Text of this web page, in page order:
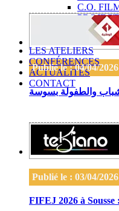
C.O.
FROM
LES ATELIERS
CONFÉRENCES
ACTUALITÉS
CONTACT
Publié le : 04/04/2026
والطفولة بسوسة
Publié le : 03/04/2026
FIFEJ 2026 à